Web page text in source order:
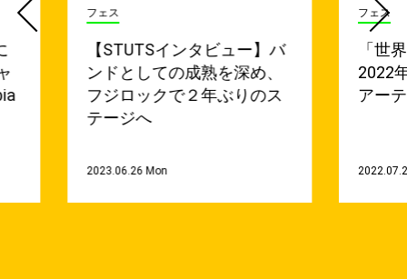
フェス
【STUTSインタビュー】バ
ンドとしての成熟を深め、
フジロックで２年ぶりのス
テージへ
2023.06.26 Mon
フェス
「世
2022
アー